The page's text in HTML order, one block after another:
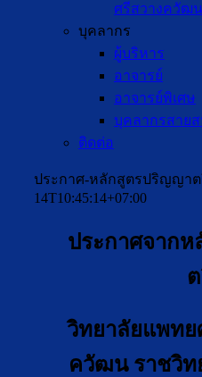
ศรีสวางควัฒน
บุคลากร
ผู้บริหาร
อาจารย์
อาจารย์พิเศษ
บุคลากรสาย
ติดต่อ
ประกาศ-หลักสูตรปริญญาต
14T10:45:14+07:00
ประกาศจาก
วิทยาลัยแพทย
ควัฒน ราชวิ